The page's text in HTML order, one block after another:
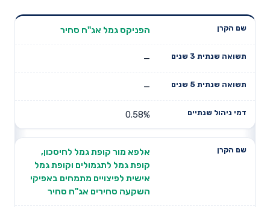
שנים
תשואה
הפניקס גמל אג"ח סחיר
—
—
0.58%
אלפא מור קופת גמל לחיסכון,
קופת גמל לתגמולים וקופת גמל
אישית לפיצויים מתמחים באפיקי
השקעה סחירים אג"ח סחיר